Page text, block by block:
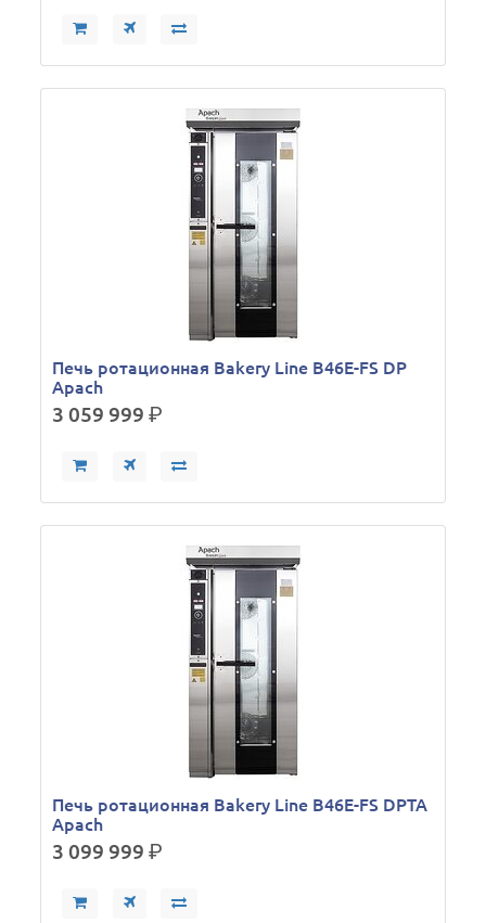
Печь ротационная Bakery Line B46E-FS DP
Apach
3 059 999р.
Печь ротационная Bakery Line B46E-FS DPTA
Apach
3 099 999р.